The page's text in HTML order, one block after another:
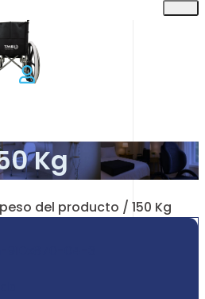
Kg
del producto / 150 Kg